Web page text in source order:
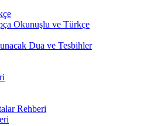
Okunuşlu ve Türkçe
Dua ve Tesbihler
Rehberi